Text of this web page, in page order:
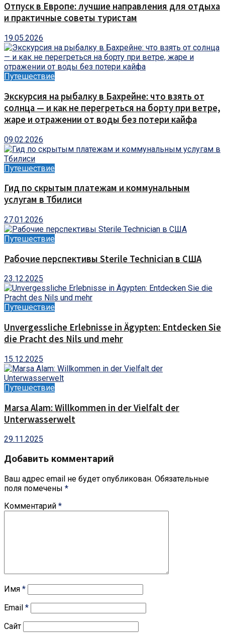
Отпуск в Европе: лучшие направления для отдыха
и практичные советы туристам
19.05.2026
Путешествие
Экскурсия на рыбалку в Бахрейне: что взять от
солнца — и как не перегреться на борту при ветре,
жаре и отражении от воды без потери кайфа
09.02.2026
Путешествие
Гид по скрытым платежам и коммунальным
услугам в Тбилиси
27.01.2026
Путешествие
Рабочие перспективы Sterile Technician в США
23.12.2025
Путешествие
Unvergessliche Erlebnisse in Ägypten: Entdecken Sie
die Pracht des Nils und mehr
15.12.2025
Путешествие
Marsa Alam: Willkommen in der Vielfalt der
Unterwasserwelt
29.11.2025
Добавить комментарий
Ваш адрес email не будет опубликован. Обязательные
поля помечены *
Комментарий *
Имя *
Email *
Сайт